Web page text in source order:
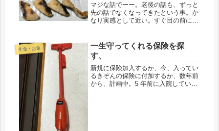
マジな話でーー。老後の話も、ずっと
先の話でなくなってきたという事。か
なり実感として近い。すぐ目の前に迫
歩くのは、どうやら10分とかはダメら
しい。有酸素運動は20分ほど歩いて...
年金・お金
一生守ってくれる保険を探
す、
新規に保険加入するか、今、入ってい
るきぞんの保険に付加するか、数年前
から、計画中。5 年前に入院している